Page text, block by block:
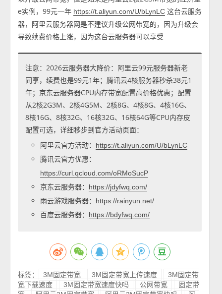
e实例，99元一年 https://t.aliyun.com/U/bLynLC 这台云服务
器，阿里云服务器网是不建议升级公网带宽的，因为升级会
导致续费价格上涨，因为这台云服务器可以享受
注意：2026云服务器大降价：阿里云99元服务器新老
同享，续费也是99元1年；腾讯云4核服务器秒杀38元1
年；京东云服务器CPU内存带宽配置高价格优惠；配置
从2核2G3M、2核4G5M、2核8G、4核8G、4核16G、
8核16G、8核32G、16核32G、16核64G等CPU内存皮
配置可选，详细移步到官方活动页面：
阿里云官方活动：
https://t.aliyun.com/U/bLynLC
腾讯云官方优惠：
https://curl.qcloud.com/oRMoSucP
京东云服务器： https://jdyfwq.com/
雨云游戏服务器： https://rainyun.net/
百度云服务器： https://bdyfwq.com/
标签： 3M固定带宽 3M固定带宽上传速度
3M固定带
宽下载速度
3M固定带宽速度快吗 公网带宽
固定带